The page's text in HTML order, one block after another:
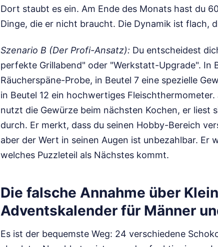
Dort staubt es ein. Am Ende des Monats hast du
Dinge, die er nicht braucht. Die Dynamik ist flach,
Szenario B (Der Profi-Ansatz): Du entscheidest
perfekte Grillabend" oder "Werkstatt-Upgrade". In
Räucherspäne-Probe, in Beutel 7 eine spezielle
in Beutel 12 ein hochwertiges
nutzt die Gewürze beim nächsten Kochen, er liest
durch. Er merkt, dass du seinen Hobby-Bereich
aber der Wert in seinen Augen ist unbezahlbar. Er
welches Puzzleteil als Nächstes kommt.
Die falsche Annahme über
Adventskalender für Männer
Es ist der bequemste Weg: 24 verschiedene